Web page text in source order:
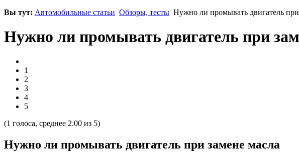
Вы тут: Автомобильные статьи Обзоры, тесты Нужно ли промывать двигатель при
Нужно ли промывать двигатель при
1
2
3
4
5
(1 голоса, среднее 2.00 из 5)
Нужно ли промывать двигатель при замене масла